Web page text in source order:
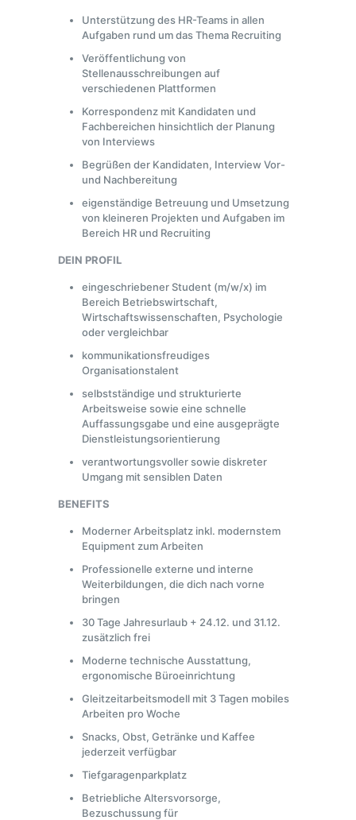
Unterstützung des HR-Teams in allen
Aufgaben rund um das Thema Recruiting
Veröffentlichung von
Stellenausschreibungen auf
verschiedenen Plattformen
Korrespondenz mit Kandidaten und
Fachbereichen hinsichtlich der Planung
von Interviews
Begrüßen der Kandidaten, Interview Vor-
und Nachbereitung
eigenständige Betreuung und Umsetzung
von kleineren Projekten und Aufgaben im
Bereich HR und Recruiting
DEIN PROFIL
eingeschriebener Student (m/w/x) im
Bereich Betriebswirtschaft,
Wirtschaftswissenschaften, Psychologie
oder vergleichbar
kommunikationsfreudiges
Organisationstalent
selbstständige und strukturierte
Arbeitsweise sowie eine schnelle
Auffassungsgabe und eine ausgeprägte
Dienstleistungsorientierung
verantwortungsvoller sowie diskreter
Umgang mit sensiblen Daten
BENEFITS
Moderner Arbeitsplatz inkl. modernstem
Equipment zum Arbeiten
Professionelle externe und interne
Weiterbildungen, die dich nach vorne
bringen
30 Tage Jahresurlaub + 24.12. und 31.12.
zusätzlich frei
Moderne technische Ausstattung,
ergonomische Büroeinrichtung
Gleitzeitarbeitsmodell mit 3 Tagen mobiles
Arbeiten pro Woche
Snacks, Obst, Getränke und Kaffee
jederzeit verfügbar
Tiefgaragenparkplatz
Betriebliche Altersvorsorge,
Bezuschussung für